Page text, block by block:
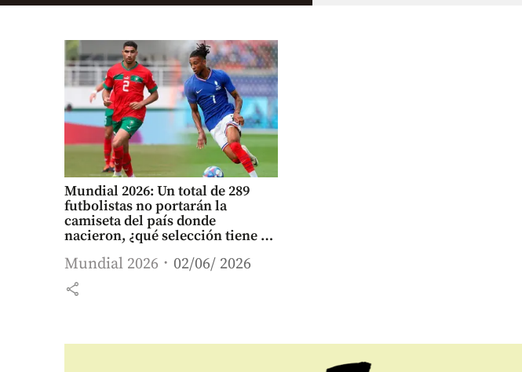
Mundial 2026: Un total de 289
futbolistas no portarán la
camiseta del país donde
nacieron, ¿qué selección tiene 25
Mundial 2026 02/06/ 2026
share